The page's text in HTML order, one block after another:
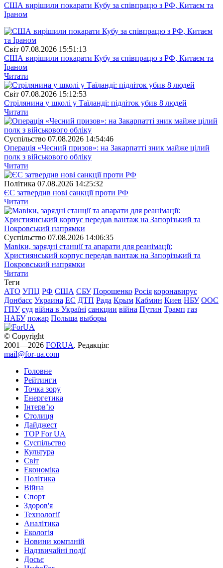
США вирішили покарати Кубу за співпрацю з РФ, Китаєм та
Іраном
Свiт 07.08.2026 15:51:13
США вирішили покарати Кубу за співпрацю з РФ, Китаєм та
Іраном
Читати
Свiт 07.08.2026 15:12:53
Стрілянина у школі у Таїланді: підліток убив 8 людей
Читати
Суспiльство 07.08.2026 14:54:46
Операція «Чесний призов»: на Закарпатті зник майже цілий
полк з військового обліку
Читати
Полiтика 07.08.2026 14:25:32
ЄС затвердив нові санкції проти РФ
Читати
Суспiльство 07.08.2026 14:06:35
Мавіки, зарядні станції та апарати для реанімації:
Християнський корпус передав вантаж на Запорізький та
Покровський напрямки
Читати
Теги
АТО УПЦ РФ США СБУ Порошенко Росія коронавирус
Донбасс Украина ЕС ДТП Рада Крым Кабмин Киев НБУ ООС
ГПУ суд війна в Україні санкции війна Путин Трамп газ
НАБУ пожар Польша выборы
© Copyright
2001—2026 FORUA. Редакція:
mail@for-ua.com
Головне
Рейтинги
Точка зору
Енергетика
Інтерв’ю
Столиця
Дайджест
TOP For UA
Суспiльство
Культура
Світ
Економіка
Політика
Війна
Спорт
Здоров'я
Технології
Аналітика
Екологія
Новини компаній
Надзвичайні події
Досьє